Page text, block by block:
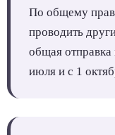
По общему
проводить
общая отправка
июля и с 1